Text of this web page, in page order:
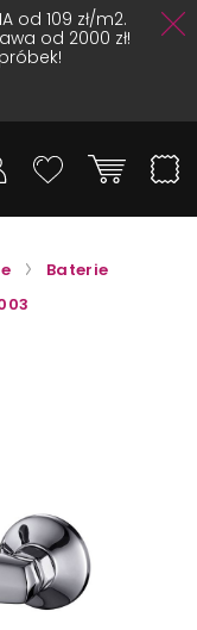
od 109 zł/m2.
od 2000 zł!
Baterie